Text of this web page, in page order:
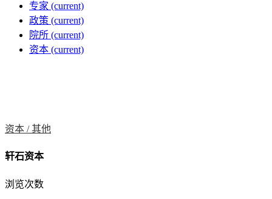
专家 (current)
政策 (current)
院所 (current)
资本 (current)
资本 /其他
轩石资本
浏览次数